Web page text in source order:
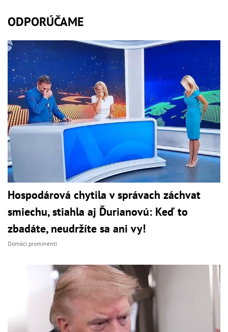
ODPORÚČAME
Hospodárová chytila v správach záchvat
smiechu, stiahla aj Ďurianovú: Keď to
zbadáte, neudržíte sa ani vy!
Domáci prominenti